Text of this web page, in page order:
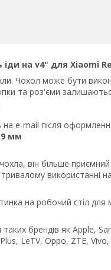
на v4" для Xiaomi
Чохол може бути
та роз'єми
на e-mail після
мм
він більше
використанні на
на робочий стіл
брендів як Apple,
LeTV, Oppo, ZTE,